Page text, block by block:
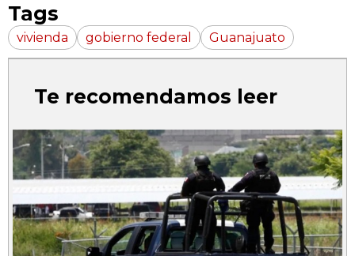
Tags
vivienda gobierno federal Guanajuato
Te recomendamos leer